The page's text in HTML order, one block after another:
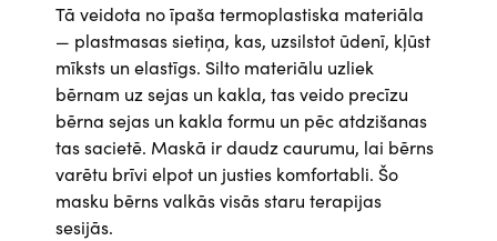
Tā veidota no īpaša termoplastiska materiāla
— plastmasas sietiņa, kas, uzsilstot ūdenī, kļūst
mīksts un elastīgs. Silto materiālu uzliek
bērnam uz sejas un kakla, tas veido precīzu
bērna sejas un kakla formu un pēc atdzišanas
tas sacietē. Maskā ir daudz caurumu, lai bērns
varētu brīvi elpot un justies komfortabli. Šo
masku bērns valkās visās staru terapijas
sesijās.